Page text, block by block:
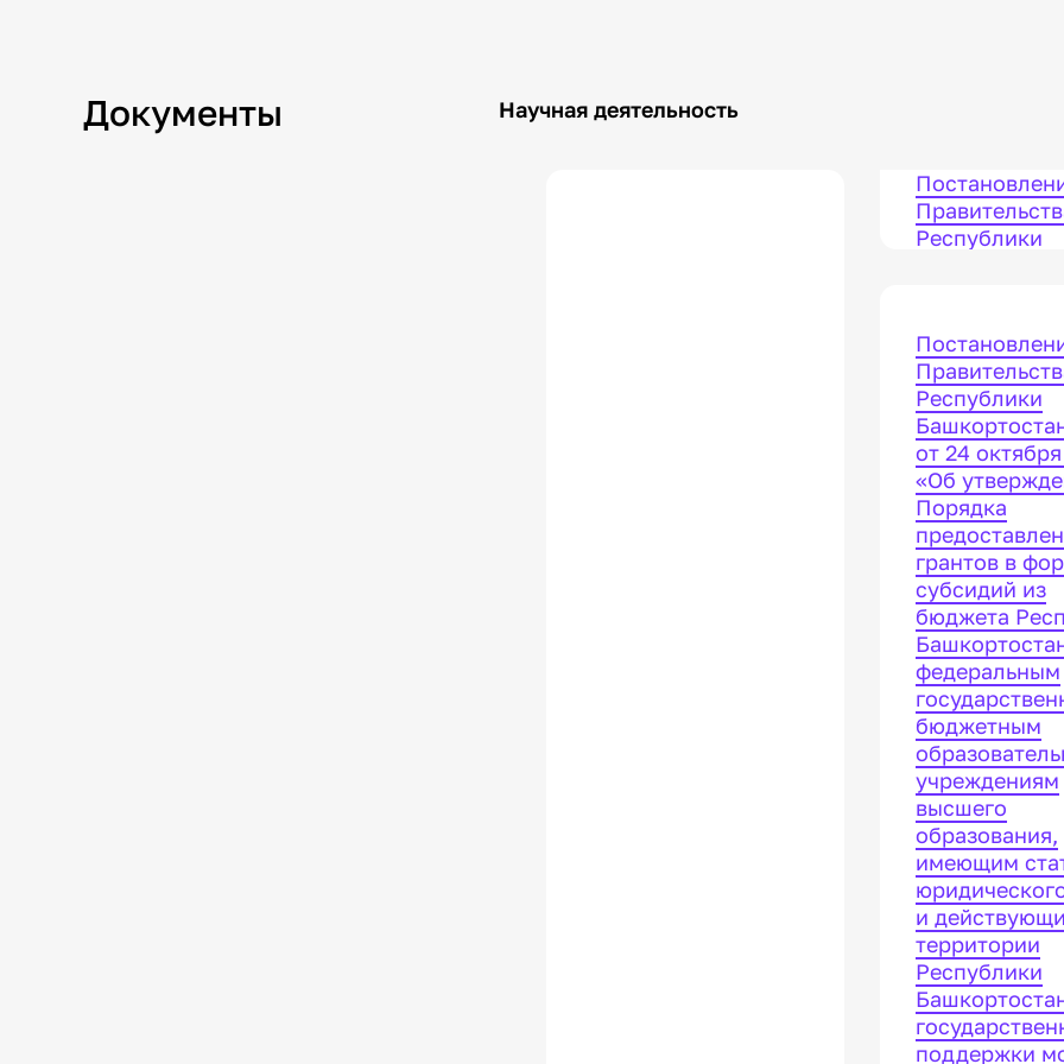
Документы Научная деятельность
Республики
в
Республики
24.10.2022 №
«Об
Порядка
грантов в
субсидий из
бюджета
федеральным
бюджетным
учреждениям
высшего
образования,
имеющих
и
территории
Республики
поддержки
Республики
от 24 октября
«Об
Порядка
грантов в
субсидий из
бюджета
федеральным
бюджетным
учреждениям
высшего
образования,
имеющим
и
территории
Республики
поддержки